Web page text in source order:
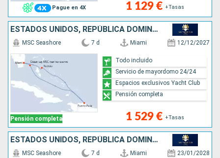
Pague en 4X 1 129 € +Tasas
ESTADOS UNIDOS, REPÚBLICA DOMINICANA, BAHAMAS
Pensión completa
MSC Seashore 7 d Miami 12/12/2027
1 529 € +Tasas
Todo incluido
Servicio de mayordomo 24/24
Espacios exclusivos Yacht Club
Pensión completa
ESTADOS UNIDOS, REPÚBLICA DOMINICANA, BAHAMAS
MSC Seashore 7 d Miami 23/01/2028